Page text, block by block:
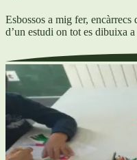
Esbossos a mig fer,
d’un estudi on tot es dibuixa a